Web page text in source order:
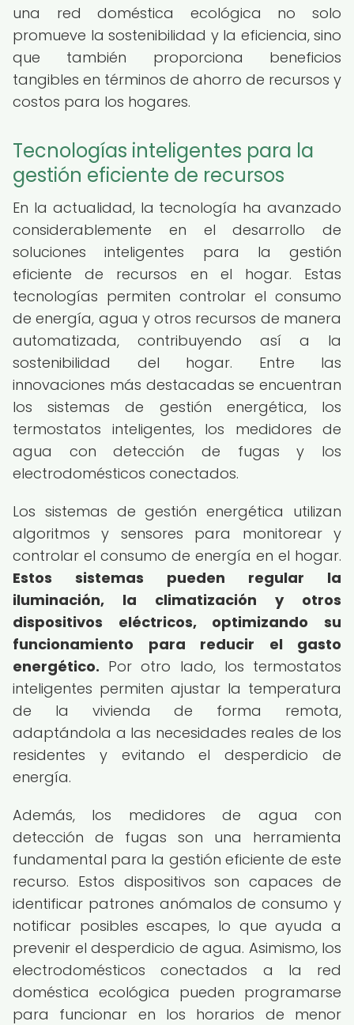
una red doméstica ecológica no solo
promueve la sostenibilidad y la eficiencia, sino
que también proporciona beneficios
tangibles en términos de ahorro de recursos y
costos para los hogares.
Tecnologías inteligentes para la
gestión eficiente de recursos
En la actualidad, la tecnología ha avanzado
considerablemente en el desarrollo de
soluciones inteligentes para la gestión
eficiente de recursos en el hogar. Estas
tecnologías permiten controlar el consumo
de energía, agua y otros recursos de manera
automatizada, contribuyendo así a la
sostenibilidad del hogar. Entre las
innovaciones más destacadas se encuentran
los sistemas de gestión energética, los
termostatos inteligentes, los medidores de
agua con detección de fugas y los
electrodomésticos conectados.
Los sistemas de gestión energética utilizan
algoritmos y sensores para monitorear y
controlar el consumo de energía en el hogar.
Estos sistemas pueden regular la
iluminación, la climatización y otros
dispositivos eléctricos, optimizando su
funcionamiento para reducir el gasto
energético. Por otro lado, los termostatos
inteligentes permiten ajustar la temperatura
de la vivienda de forma remota,
adaptándola a las necesidades reales de los
residentes y evitando el desperdicio de
energía.
Además, los medidores de agua con
detección de fugas son una herramienta
fundamental para la gestión eficiente de este
recurso. Estos dispositivos son capaces de
identificar patrones anómalos de consumo y
notificar posibles escapes, lo que ayuda a
prevenir el desperdicio de agua. Asimismo, los
electrodomésticos conectados a la red
doméstica ecológica pueden programarse
para funcionar en los horarios de menor